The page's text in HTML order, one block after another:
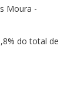
Moura -
do total de